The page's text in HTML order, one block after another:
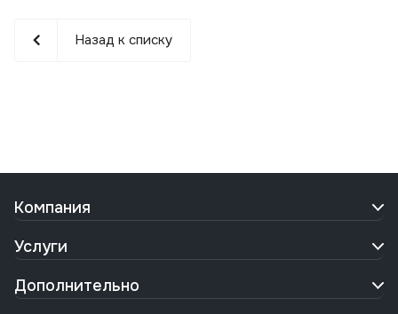
Назад к списку
Компания
Услуги
Дополнительно